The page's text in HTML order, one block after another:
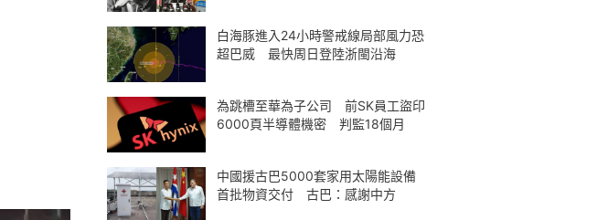
白海豚進入24小時警戒線局部風力恐
超巴威 最快周日登陸浙閩沿海
為跳槽至華為子公司 前SK員工盜印
6000頁半導體機密 判監18個月
中國援古巴5000套家用太陽能設備
首批物資交付 古巴：感謝中方